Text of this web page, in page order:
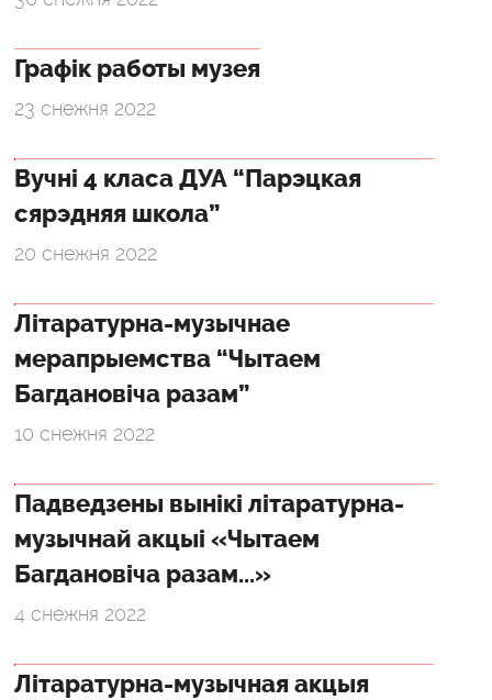
Графік работы музея
23 снежня 2022
Вучні 4 класа ДУА “Парэцкая
сярэдняя школа”
20 снежня 2022
Літаратурна-музычнае
мерапрыемства “Чытаем
Багдановіча разам”
10 снежня 2022
Падведзены вынікі літаратурна-
музычнай акцыі «Чытаем
Багдановіча разам...»
4 снежня 2022
Літаратурна-музычная акцыя